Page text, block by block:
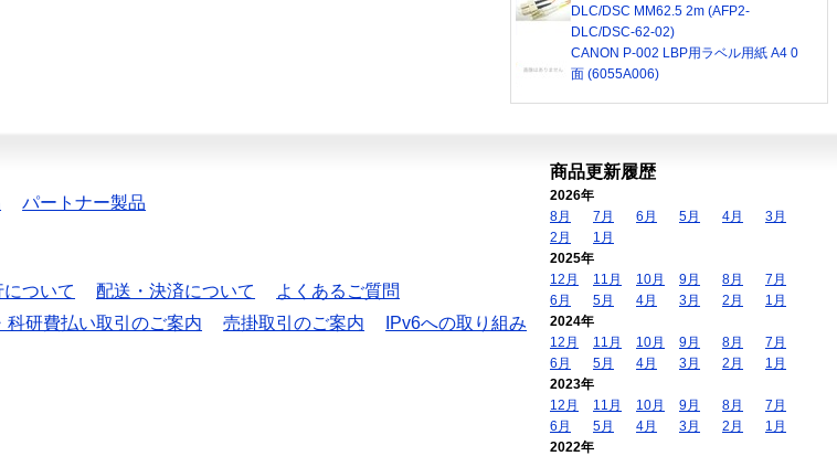
DLC/DSC MM62.5 2m (AFP2-
DLC/DSC-62-02)
CANON P-002 LBP用ラベル用紙 A4 0
面 (6055A006)
パートナー製品
ついて 配送・決済について
よくあるご質問
科研費払い取引のご案内 売掛取引のご案内
IPv6への取り組み
商品更新履歴
2026年
8月
7月 6月 5月 4月
3月
2月
1月
2025年
12月
11月 10月 9月 8月
7月
6月
5月 4月 3月 2月
1月
2024年
12月
11月 10月 9月 8月
7月
6月
5月 4月 3月 2月
1月
2023年
12月
11月 10月 9月 8月
7月
6月
5月 4月 3月 2月
1月
2022年